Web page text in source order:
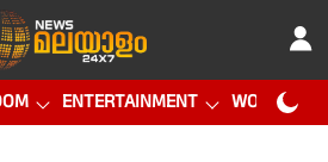
ENTERTAINMENT WORLD CUP